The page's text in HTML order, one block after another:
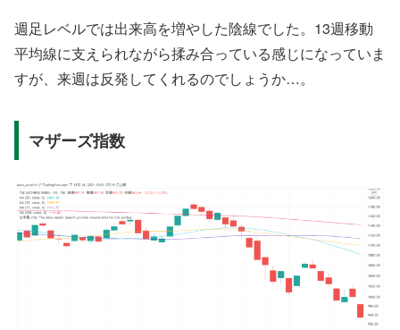
週足レベルでは出来高を増やした陰線でした。13週移動
平均線に支えられながら揉み合っている感じになっていま
すが、来週は反発してくれるのでしょうか…。
マザーズ指数